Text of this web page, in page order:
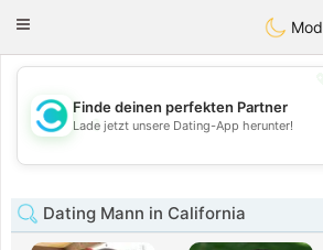
olombia
Toggle
💖
💕
Finde deinen perfekten Partner
Lade jetzt unsere Dating-App herunter!
Dating Mann in California